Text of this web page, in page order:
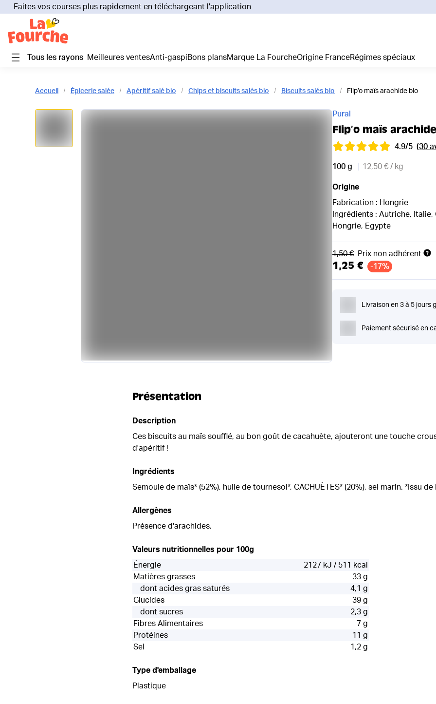
Faites vos courses plus rapidement en téléchargeant l'application
Nos
Je
Tous les rayons Meilleures ventes Anti-gaspi Bons plans Marque La Fourche Origine France Régimes spéciaux
Accueil Épicerie salée Apéritif salé bio Chips et biscuits salés bio Biscuits salés bio Flip’o maïs arachide bio
Pural
Flip’o maïs
4.9/5 (30
100 g 12,50 € / kg
Origine
Fabrication : Hongrie
Ingrédients : Autriche,
Hongrie, Egypte
Ancien prix
1,50 € Prix non adhérent
1,25 € -17%
Livraison en 3 à 5 jours
Paiement sécurisé en
Présentation
Description
Ces biscuits au maïs soufflé, au bon goût de cacahuète, ajouteront une touche
d'apéritif !
Ingrédients
Semoule de maïs* (52%), huile de tournesol*, CACHUÈTES* (20%), sel marin. *Issu
Allergènes
Présence d'arachides.
Valeurs nutritionnelles pour 100g
Énergie
2127 kJ / 511 kcal
Matières grasses
33 g
dont acides gras saturés
4,1 g
Glucides
39 g
dont sucres
2,3 g
Fibres Alimentaires
7 g
Protéines
11 g
Sel
1,2 g
Type d'emballage
Plastique